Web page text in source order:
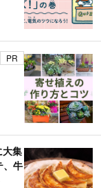
PR
大集
、牛